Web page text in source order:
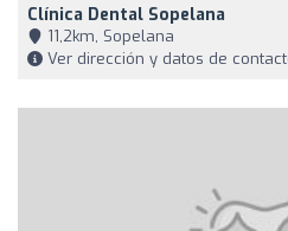
Clínica Dental Sopelana
11,2km, Sopelana
Ver dirección y datos de